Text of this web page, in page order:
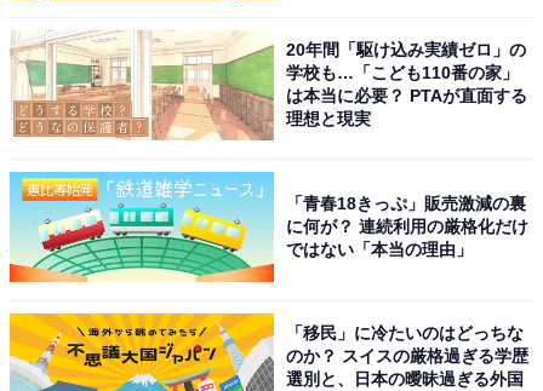
20年間「駆け込み実績ゼロ」の
学校も…「こども110番の家」
は本当に必要？ PTAが直面する
理想と現実
「青春18きっぷ」販売激減の裏
に何が？ 連続利用の厳格化だけ
ではない「本当の理由」
「移民」に冷たいのはどっちな
のか？ スイスの厳格過ぎる学歴
選別と、日本の曖昧過ぎる外国